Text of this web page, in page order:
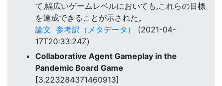
て,幅広いゲームレベルにおいても,これらの目標
を達成できることが示された。
論文 参考訳（メタデータ）
(2021-04-
17T20:33:24Z)
Collaborative Agent Gameplay in the
Pandemic Board Game
[3.223284371460913]